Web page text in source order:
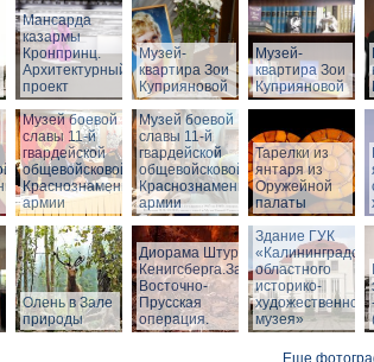
Мансарда
казармы
Кронпринц.
Архитектурный
проект
Музей-
квартира Зои
Куприяновой
Музей-
квартира Зои
Куприяновой
Музей боевой
славы 11-й
гвардейской
общевойсковой
Краснознаменной
армии
Музей боевой
славы 11-й
гвардейской
общевойсковой
Краснознаменной
армии
Тарелки из
янтаря из
Оружейной
палаты
Олень в Зале
природы
Диорама Штурм
Кенигсберга.Зал
Восточно-
Прусская
операция.
Здание ГУК
областного
историко-
художественного
музея»
Еще